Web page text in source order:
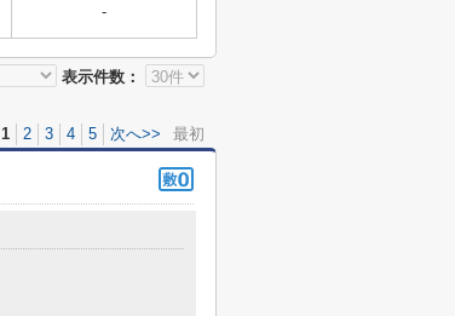
-
表示件数：
1 2 3 4 5 次へ>> 最初